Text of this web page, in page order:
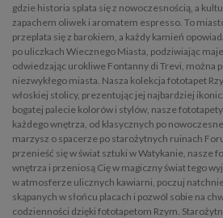
gdzie historia splata się z nowoczesnością, a
zapachem oliwek i aromatem espresso. To
przeplata się z barokiem, a każdy kamień
po uliczkach Wiecznego Miasta, podziwiając
odwiedzając urokliwe Fontanny di Trevi, można
niezwykłego miasta. Nasza kolekcja fototapet
włoskiej stolicy, prezentując jej najbardziej
bogatej palecie kolorów i stylów, nasze
każdego wnętrza, od klasycznych po
marzysz o spacerze po starożytnych ruinach
przenieść się w świat sztuki w Watykanie, nasze
wnętrza i przeniosą Cię w magiczny świat tego
w atmosferze ulicznych kawiarni, poczuj
skąpanych w słońcu placach i pozwól sobie na
codzienności dzięki fototapetom Rzym.